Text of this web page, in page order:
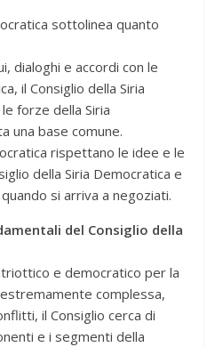
sottolinea quanto
dialoghi e accordi con le
il Consiglio della Siria
forze della Siria
una base comune.
rispettano le idee e le
della Siria Democratica e
si arriva a negoziati.
del Consiglio della
e democratico per la
complessa,
il Consiglio cerca di
e i segmenti della